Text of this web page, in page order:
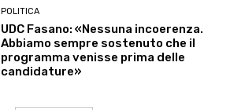
POLITICA
UDC Fasano: «Nessuna incoerenza.
Abbiamo sempre sostenuto che il
programma venisse prima delle
candidature»